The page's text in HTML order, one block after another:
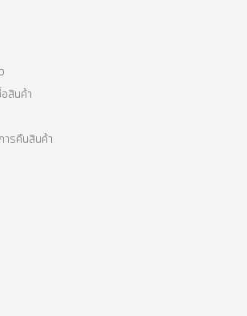
สินค้า
ารคืนสินค้า